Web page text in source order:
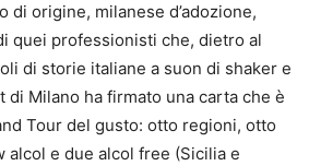
di origine, milanese d’adozione,
quei professionisti che, dietro al
di storie italiane a suon di shaker e
di Milano ha firmato una carta che è
Tour del gusto: otto regioni, otto
alcol e due alcol free (Sicilia e